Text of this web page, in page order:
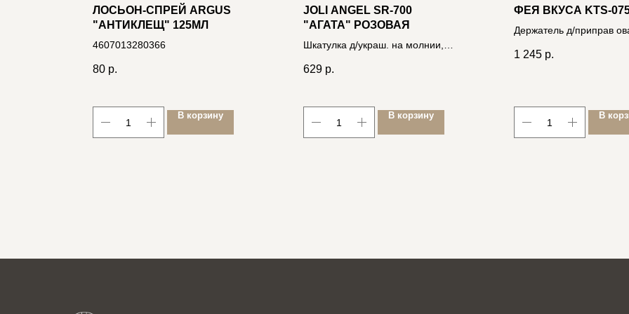
ЛОСЬОН-СПРЕЙ ARGUS
"АНТИКЛЕЩ" 125МЛ
4607013280366
80 р.
В корзину
JOLI ANGEL SR-700
"АГАТА" РОЗОВАЯ
Шкатулка д/украш. на молнии,
4606400035572
629 р.
В корзину
ФЕЯ ВКУСА KTS-
Держатель д/приправ
проволока
1 245 р.
В